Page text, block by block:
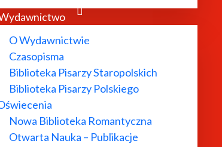
O Wydawnictwie
Czasopisma
Biblioteka Pisarzy Staropolskich
Biblioteka Pisarzy Polskiego
Nowa Biblioteka Romantyczna
Otwarta Nauka – Publikacje